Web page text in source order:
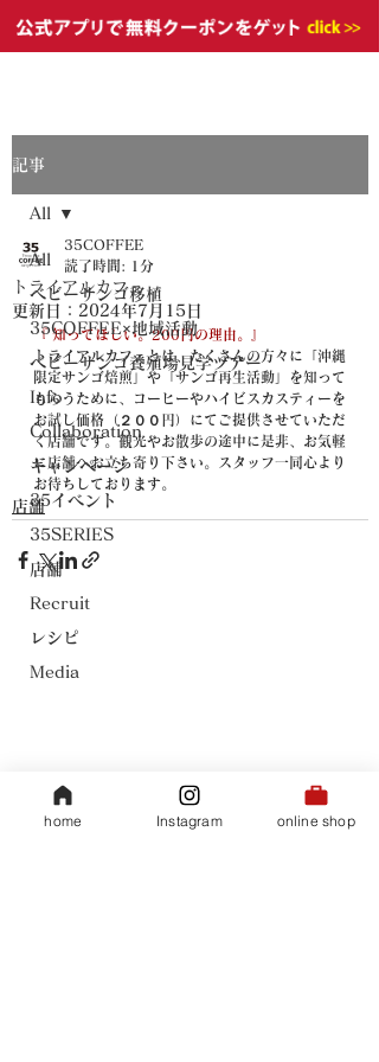
記事
All
ベビーサンゴ移植
35COFFEE×地域活動
ベビーサンゴ養殖場見学ツアー
Info
Collaboration
キャンペーン
35イベント
35SERIES
店舗
Recruit
レシピ
Media
All
トライアルカフェ
35COFFEE
読了時間: 1分
更新日： 2024年7月15日
『 知ってほしい。200円の理由。』
トライアルカフェとは、たくさんの方々に「沖縄
限定サンゴ焙煎」や「サンゴ再生活動」を知って
もらうために、コーヒーやハイビスカスティーを
お試し価格（２００円）にてご提供させていただ
く店舗です。観光やお散歩の途中に是非、お気軽
に店舗へお立ち寄り下さい。スタッフ一同心より
お待ちしております。
店舗
本社 MAIL : info@sooeido.com
通販 MAIL : info@35coffee.com
home Instagram online shop